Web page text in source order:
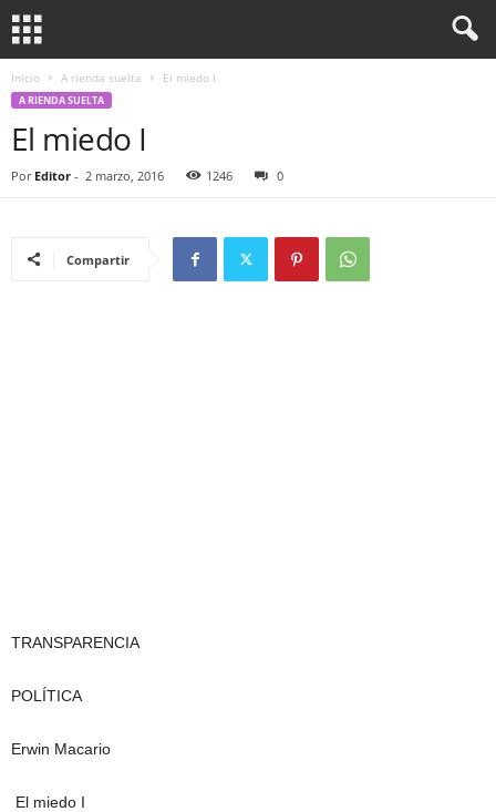
Inicio A rienda suelta El miedo I
A RIENDA SUELTA
El miedo I
Por Editor - 2 marzo, 2016 1246 0
Compartir
TRANSPARENCIA
POLÍTICA
Erwin Macario
El miedo I